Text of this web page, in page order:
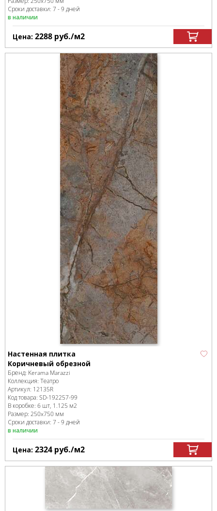
Сроки доставки: 7 - 9 дней
в наличии
Цена: 2288 руб./м2
Настенная плитка
Коричневый обрезной
Бренд: Kerama Marazzi
Коллекция: Театро
Артикул: 12135R
Код товара: SD-192257-99
В коробке: 6 шт, 1.125 м2
Размер: 250x750 мм
Сроки доставки: 7 - 9 дней
в наличии
Цена: 2324 руб./м2